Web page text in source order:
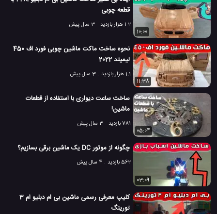
قطعه چوبی
1.2 هزار بازدید
3 سال پیش
10:00
نحوه ساخت ماکت ماشین چوبی فورد اف 450
لیمیتد 2022
1.1 هزار بازدید
3 سال پیش
11:38
ساخت ساعت دیواری با استفاده از قطعات
ماشین!
781 بازدید
3 سال پیش
05:04
چگونه از موتور DC یک ماشین برقی بسازیم؟
562 بازدید 4 سال پیش
03:09
کلیپ معرفی رسمی ماشین بی ام دبلیو ام 3
تورینگ